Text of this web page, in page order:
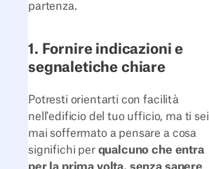
partenza.
1. Fornire indicazioni e
segnaletiche chiare
Potresti orientarti con facilità
nell'edificio del tuo ufficio, ma ti sei
mai soffermato a pensare a cosa
significhi perqualcuno che entra
per la prima volta, senza sapere